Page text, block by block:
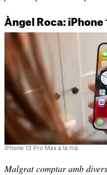
Àngel Roca: iPhone
iPhone 13 Pro Max a la mà
Malgrat comptar amb